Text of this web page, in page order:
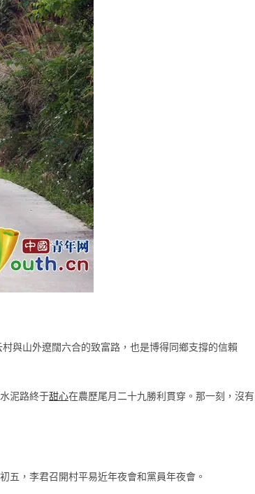
與山外遼闊六合的致富路，也是博得同鄉支撐的信賴
泥路終于甜心在農歷尾月二十九勝利貫穿。那一刻，沒有
五，李君召開村平易近年夜會和黨員年夜會。